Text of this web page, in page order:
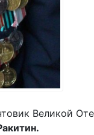
Великой